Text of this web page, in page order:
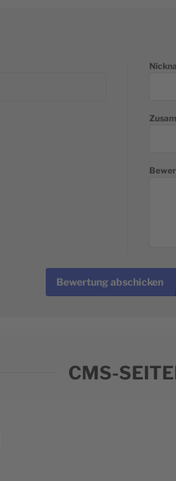
Bewertung abschicken
CMS-